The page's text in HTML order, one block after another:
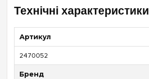
Технічні характеристики
Артикул
2470052
Бренд